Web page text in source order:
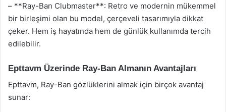
– **Ray-Ban Clubmaster**: Retro ve modernin mükemmel
bir birleşimi olan bu model, çerçeveli tasarımıyla dikkat
çeker. Hem iş hayatında hem de günlük kullanımda tercih
edilebilir.
Epttavm Üzerinde Ray-Ban Almanın Avantajları
Epttavm, Ray-Ban gözlüklerini almak için birçok avantaj
sunar: